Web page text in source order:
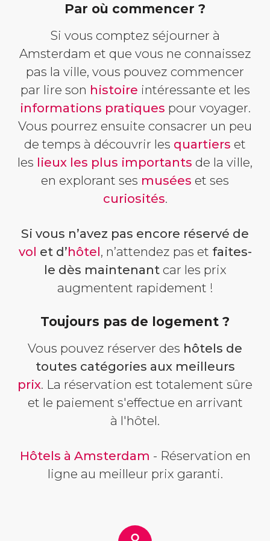
Par où commencer ?
Si vous comptez séjourner à
Amsterdam et que vous ne connaissez
pas la ville, vous pouvez commencer
par lire son histoire intéressante et les
informations pratiques pour voyager.
Vous pourrez ensuite consacrer un peu
de temps à découvrir les quartiers et
les lieux les plus importants de la ville,
en explorant ses musées et ses
curiosités.
Si vous n’avez pas encore réservé de
vol et d’hôtel, n’attendez pas et faites-
le dès maintenant car les prix
augmentent rapidement !
Toujours pas de logement ?
Vous pouvez réserver des hôtels de
toutes catégories aux meilleurs
prix. La réservation est totalement sûre
et le paiement s'effectue en arrivant
à l'hôtel.
Hôtels à Amsterdam - Réservation en
ligne au meilleur prix garanti.